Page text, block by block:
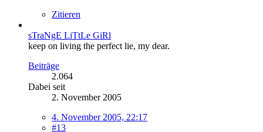
Zitieren
sTraNgE LiTtLe GiRl
keep on living the perfect lie, my dear.
Beiträge
2.064
Dabei seit
2. November 2005
4. November 2005, 22:17
#13